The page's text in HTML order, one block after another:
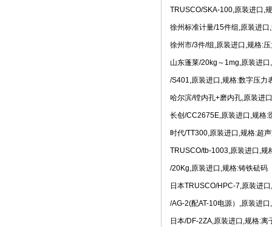
• [网站公告] 低价现货
• [网站公告] 鹭宫压力
• [网站公告] 三丰
• [网站公告] 三菱电机
• [网站公告] 三菱电机
• [网站公告] 中村
• [网站公告] 伊苏米充
• [网站公告] 住友
• [网站公告] 住友电装
• [网站公告]
佐藤制油
TRUSCO/SKA-100,原装进口,
徐州标准计量/15件组,原装进口
徐州市/3件/组,原装进口,规格:
山东蓬莱/20kg～1mg,原装进
/S401,原装进口,规格:数字压力
哈尔滨/镗内孔+磨内孔,原装进
长创/CC2675E,原装进口,规格:
时代/TT300,原装进口,规格:超
TRUSCO/tb-1003,原装进口,规
/20Kg,原装进口,规格:铸铁砝码
日本TRUSCO/HPC-7,原装进
/AG-2(配AT-10电源）,原装进
日本/DF-2ZA,原装进口,规格:离